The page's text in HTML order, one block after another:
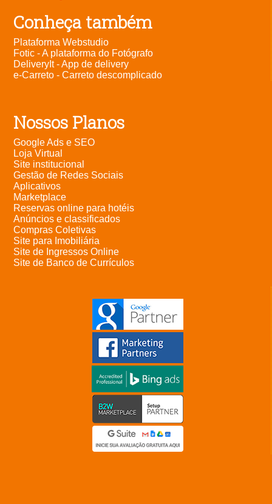
Conheça também
Plataforma Webstudio
Fotic - A plataforma do Fotógrafo
DeliveryIt - App de delivery
e-Carreto - Carreto descomplicado
Nossos Planos
Google Ads e SEO
Loja Virtual
Site institucional
Gestão de Redes Sociais
Aplicativos
Marketplace
Reservas online para hotéis
Anúncios e classificados
Compras Coletivas
Site para Imobiliária
Site de Ingressos Online
Site de Banco de Currículos